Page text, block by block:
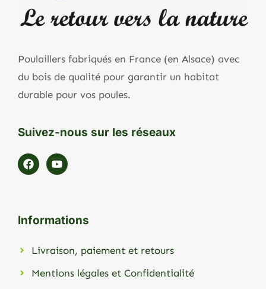
Poulaillers fabriqués en France (en Alsace) avec
du bois de qualité pour garantir un habitat
durable pour vos poules.
Suivez-nous sur les réseaux
Informations
Livraison, paiement et retours
Mentions légales et Confidentialité